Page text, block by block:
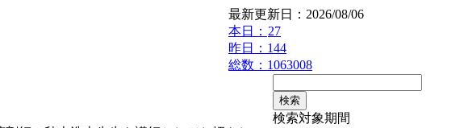
最新更新日：2026/08/06
本日： 27
昨日：144
総数：1063008
検索対象期間